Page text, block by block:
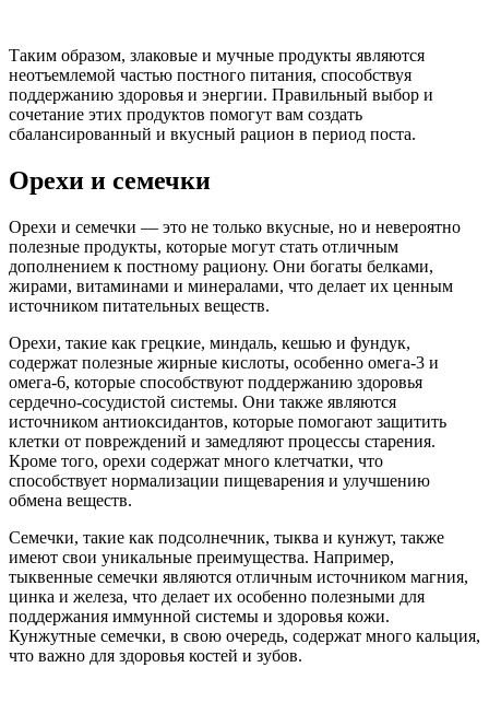
Таким образом, злаковые и мучные продукты являются
неотъемлемой частью постного питания, способствуя
поддержанию здоровья и энергии. Правильный выбор и
сочетание этих продуктов помогут вам создать
сбалансированный и вкусный рацион в период поста.
Орехи и семечки
Орехи и семечки — это не только вкусные, но и невероятно
полезные продукты, которые могут стать отличным
дополнением к постному рациону. Они богаты белками,
жирами, витаминами и минералами, что делает их ценным
источником питательных веществ.
Орехи, такие как грецкие, миндаль, кешью и фундук,
содержат полезные жирные кислоты, особенно омега-3 и
омега-6, которые способствуют поддержанию здоровья
сердечно-сосудистой системы. Они также являются
источником антиоксидантов, которые помогают защитить
клетки от повреждений и замедляют процессы старения.
Кроме того, орехи содержат много клетчатки, что
способствует нормализации пищеварения и улучшению
обмена веществ.
Семечки, такие как подсолнечник, тыква и кунжут, также
имеют свои уникальные преимущества. Например,
тыквенные семечки являются отличным источником магния,
цинка и железа, что делает их особенно полезными для
поддержания иммунной системы и здоровья кожи.
Кунжутные семечки, в свою очередь, содержат много кальция,
что важно для здоровья костей и зубов.